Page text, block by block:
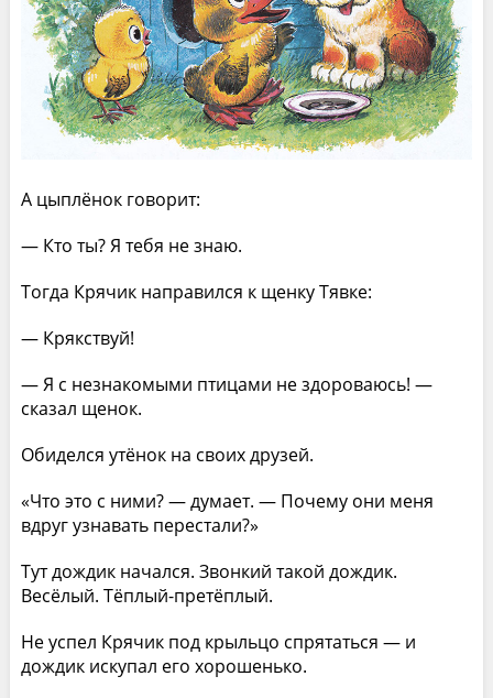
А цыплёнок говорит:
— Кто ты? Я тебя не знаю.
Тогда Крячик направился к щенку Тявке:
— Крякствуй!
— Я с незнакомыми птицами не здороваюсь! —
сказал щенок.
Обиделся утёнок на своих друзей.
«Что это с ними? — думает. — Почему они меня
вдруг узнавать перестали?»
Тут дождик начался. Звонкий такой дождик.
Весёлый. Тёплый-претёплый.
Не успел Крячик под крыльцо спрятаться — и
дождик искупал его хорошенько.